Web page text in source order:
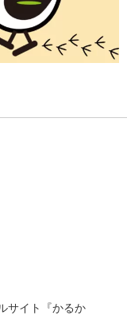
サイト『かるか